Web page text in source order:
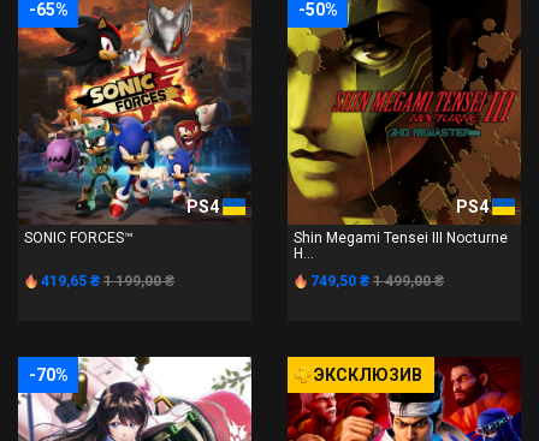
-65%
PS4
SONIC FORCES™
419,65 ₴ 1 199,00 ₴
-50%
PS4
Shin Megami Tensei III Nocturne
H...
749,50 ₴ 1 499,00 ₴
-70% ЭКСКЛЮЗИВ